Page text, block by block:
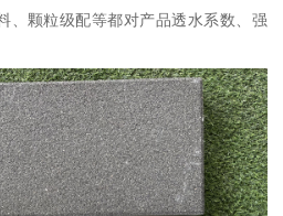
、颗粒级配等都对产品透水系数、强